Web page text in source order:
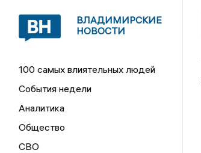
ВЛАДИМИРСКИЕ
НОВОСТИ
100 самых влиятельных людей
События недели
Аналитика
Общество
СВО